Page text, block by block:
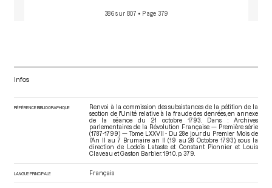
386 sur 807 • Page 379
Infos
RÉFÉRENCE BIBLIOGRAPHIQUE
Renvoi à la commission des subsistances de la pétition de la
section de l'Unité relative à la fraude des denrées, en annexe
de la séance du 21 octobre 1793. Dans : Archives
parlementaires de la Révolution Française — Première série
(1787-1799) — Tome LXXVII - Du 28e jour du Premier Mois de
l’An II au 7 Brumaire an II (19 au 28 Octobre 1793), sous la
direction de Lodoïs Lataste et Constant Pionnier et Louis
Claveau et Gaston Barbier. 1910. p. 379.
LANGUE PRINCIPALE Français